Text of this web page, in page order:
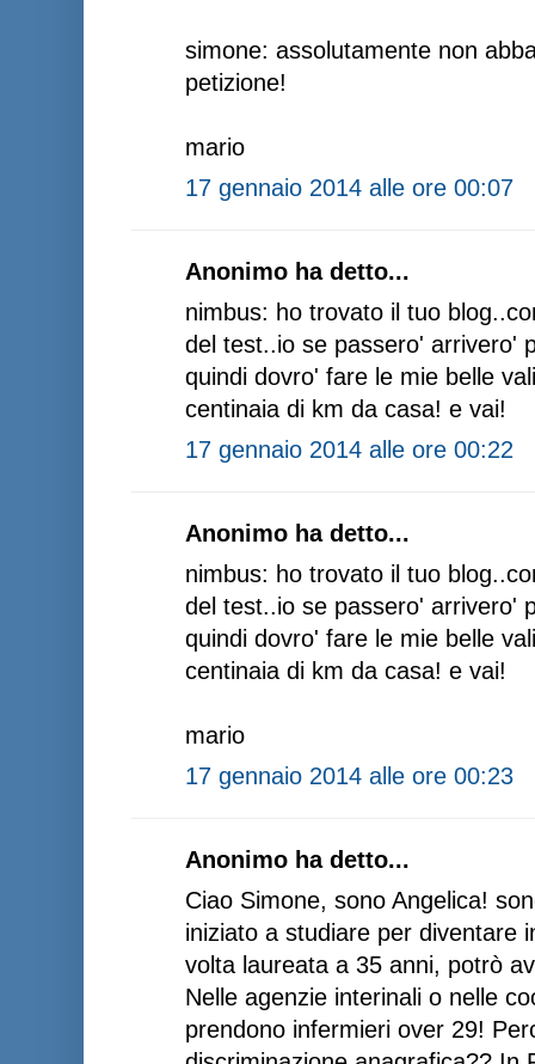
simone: assolutamente non
petizione!
mario
17 gennaio 2014 alle ore 00:07
Anonimo ha detto...
nimbus: ho trovato il tuo
del test..io se passero' arrivero'
quindi dovro' fare le mie belle
centinaia di km da casa! e vai!
17 gennaio 2014 alle ore 00:22
Anonimo ha detto...
nimbus: ho trovato il tuo
del test..io se passero' arrivero'
quindi dovro' fare le mie belle
centinaia di km da casa! e vai!
mario
17 gennaio 2014 alle ore 00:23
Anonimo ha detto...
Ciao Simone, sono Angelica!
iniziato a studiare per diventare
volta laureata a 35 anni, potrò
Nelle agenzie interinali o nelle
prendono infermieri over 29!